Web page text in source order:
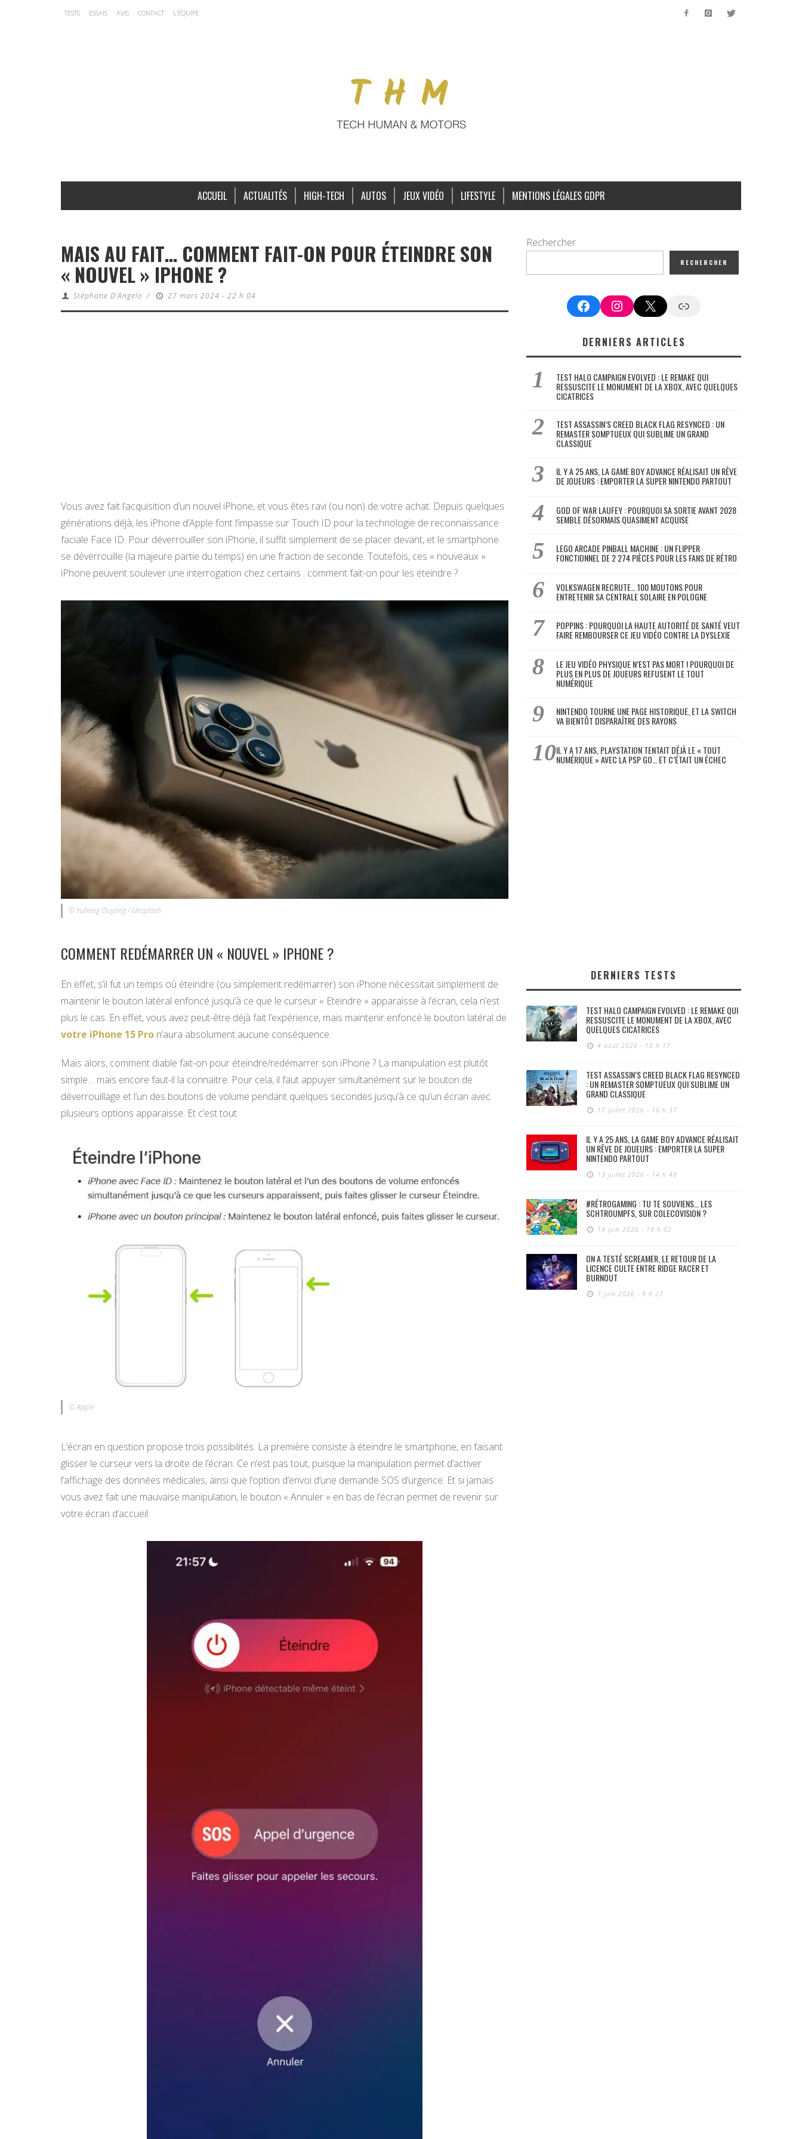
TESTS ESSAIS AVIS CONTACT L’ÉQUIPE
ACCUEIL ACTUALITÉS HIGH-TECH AUTOS JEUX VIDÉO LIFESTYLE MENTIONS LÉGALES GDPR
MAIS AU FAIT… COMMENT FAIT-ON POUR ÉTEINDRE SON
« NOUVEL » IPHONE ?
Stéphane D'Angelo / 27 mars 2024 - 22 h 04
Vous avez fait l’acquisition d’un nouvel iPhone, et vous êtes ravi (ou non) de votre achat. Depuis quelques
générations déjà, les iPhone d’Apple font l’impasse sur Touch ID pour la technologie de reconnaissance
faciale Face ID. Pour déverrouiller son iPhone, il suffit simplement de se placer devant, et le smartphone
se déverrouille (la majeure partie du temps) en une fraction de seconde. Toutefois, ces « nouveaux »
iPhone peuvent soulever une interrogation chez certains : comment fait-on pour les éteindre ?
© Yuheng Ouyang / Unsplash
COMMENT REDÉMARRER UN « NOUVEL » IPHONE ?
En effet, s’il fut un temps où éteindre (ou simplement redémarrer) son iPhone nécessitait simplement de
maintenir le bouton latéral enfoncé jusqu’à ce que le curseur « Eteindre » apparaisse à l’écran, cela n’est
plus le cas. En effet, vous avez peut-être déjà fait l’expérience, mais maintenir enfoncé le bouton latéral de
votre iPhone 15 Pro n’aura absolument aucune conséquence.
Mais alors, comment diable fait-on pour éteindre/redémarrer son iPhone ? La manipulation est plutôt
simple… mais encore faut-il la connaitre. Pour cela, il faut appuyer simultanément sur le bouton de
déverrouillage et l’un des boutons de volume pendant quelques secondes jusqu’à ce qu’un écran avec
plusieurs options apparaisse. Et c’est tout.
© Apple
L’écran en question propose trois possibilités. La première consiste à éteindre le smartphone, en faisant
glisser le curseur vers la droite de l’écran. Ce n’est pas tout, puisque la manipulation permet d’activer
l’affichage des données médicales, ainsi que l’option d’envoi d’une demande SOS d’urgence. Et si jamais
vous avez fait une mauvaise manipulation, le bouton « Annuler » en bas de l’écran permet de revenir sur
votre écran d’accueil.
Rechercher
RECHERCHER
FacebookInstagram
X Google News
DERNIERS ARTICLES
TEST HALO CAMPAIGN EVOLVED : LE REMAKE QUI
RESSUSCITE LE MONUMENT DE LA XBOX, AVEC QUELQUES
CICATRICES
TEST ASSASSIN’S CREED BLACK FLAG RESYNCED : UN
REMASTER SOMPTUEUX QUI SUBLIME UN GRAND
CLASSIQUE
IL Y A 25 ANS, LA GAME BOY ADVANCE RÉALISAIT UN RÊVE
DE JOUEURS : EMPORTER LA SUPER NINTENDO PARTOUT
GOD OF WAR LAUFEY : POURQUOI SA SORTIE AVANT 2028
SEMBLE DÉSORMAIS QUASIMENT ACQUISE
LEGO ARCADE PINBALL MACHINE : UN FLIPPER
FONCTIONNEL DE 2 274 PIÈCES POUR LES FANS DE RÉTRO
VOLKSWAGEN RECRUTE… 100 MOUTONS POUR
ENTRETENIR SA CENTRALE SOLAIRE EN POLOGNE
POPPINS : POURQUOI LA HAUTE AUTORITÉ DE SANTÉ VEUT
FAIRE REMBOURSER CE JEU VIDÉO CONTRE LA DYSLEXIE
LE JEU VIDÉO PHYSIQUE N’EST PAS MORT ! POURQUOI DE
PLUS EN PLUS DE JOUEURS REFUSENT LE TOUT
NUMÉRIQUE
NINTENDO TOURNE UNE PAGE HISTORIQUE, ET LA SWITCH
VA BIENTÔT DISPARAÎTRE DES RAYONS
IL Y A 17 ANS, PLAYSTATION TENTAIT DÉJÀ LE « TOUT
NUMÉRIQUE » AVEC LA PSP GO… ET C’ÉTAIT UN ÉCHEC
DERNIERS TESTS
TEST HALO CAMPAIGN EVOLVED : LE REMAKE QUI
RESSUSCITE LE MONUMENT DE LA XBOX, AVEC
QUELQUES CICATRICES
4 août 2026 - 10 h 17
TEST ASSASSIN’S CREED BLACK FLAG RESYNCED
: UN REMASTER SOMPTUEUX QUI SUBLIME UN
GRAND CLASSIQUE
17 juillet 2026 - 10 h 37
IL Y A 25 ANS, LA GAME BOY ADVANCE RÉALISAIT
UN RÊVE DE JOUEURS : EMPORTER LA SUPER
NINTENDO PARTOUT
13 juillet 2026 - 14 h 48
#RÉTROGAMING : TU TE SOUVIENS… LES
SCHTROUMPFS, SUR COLECOVISION ?
19 juin 2026 - 19 h 02
ON A TESTÉ SCREAMER, LE RETOUR DE LA
LICENCE CULTE ENTRE RIDGE RACER ET
BURNOUT
7 juin 2026 - 9 h 27